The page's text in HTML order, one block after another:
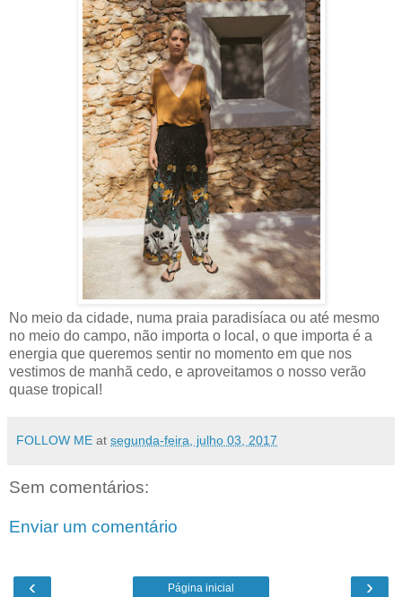
No meio da cidade, numa praia paradisíaca ou até mesmo
no meio do campo, não importa o local, o que importa é a
energia que queremos sentir no momento em que nos
vestimos de manhã cedo, e aproveitamos o nosso verão
quase tropical!
FOLLOW ME at segunda-feira, julho 03, 2017
Sem comentários:
Enviar um comentário
‹ ›
Página inicial